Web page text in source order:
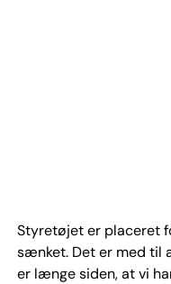
Styretøjet er placeret
sænket. Det er med til
er længe siden, at vi